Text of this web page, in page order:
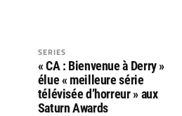
SERIES
« CA : Bienvenue à Derry »
élue « meilleure série
télévisée d’horreur » aux
Saturn Awards